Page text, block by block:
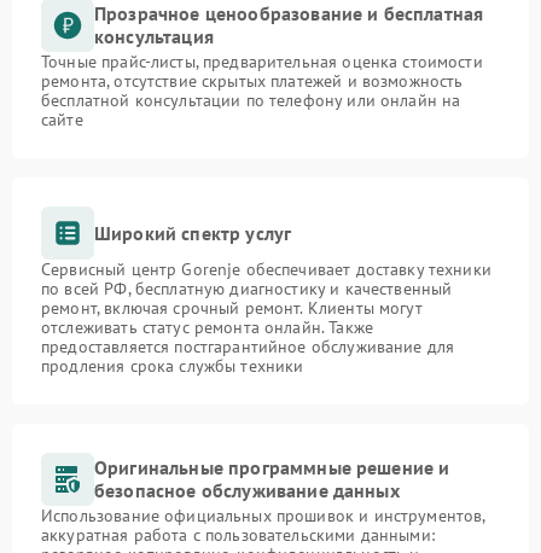
Прозрачное ценообразование и бесплатная
консультация
Точные прайс-листы, предварительная оценка стоимости
ремонта, отсутствие скрытых платежей и возможность
бесплатной консультации по телефону или онлайн на
сайте
Широкий спектр услуг
Сервисный центр Gorenje обеспечивает доставку техники
по всей РФ, бесплатную диагностику и качественный
ремонт, включая срочный ремонт. Клиенты могут
отслеживать статус ремонта онлайн. Также
предоставляется постгарантийное обслуживание для
продления срока службы техники
Оригинальные программные решение и
безопасное обслуживание данных
Использование официальных прошивок и инструментов,
аккуратная работа с пользовательскими данными: